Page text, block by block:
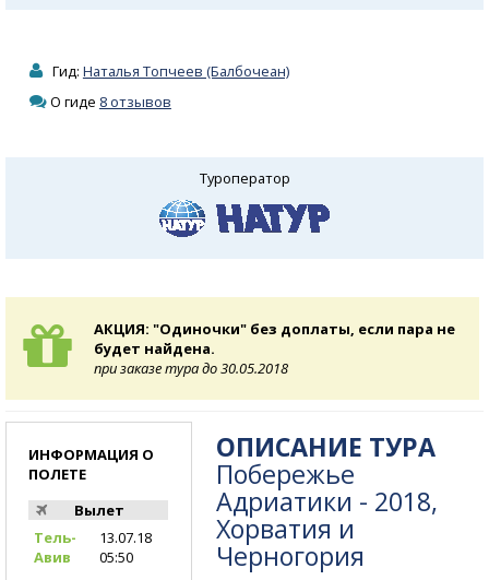
Гид: Наталья Топчеев (Балбочеан)
О гиде 8 отзывов
Туроператор
АКЦИЯ: "Одиночки" без доплаты, если пара не
будет найдена.
при заказе тура до 30.05.2018
ОПИСАНИЕ ТУРА
Побережье
Адриатики - 2018,
Хорватия и
Черногория
ИНФОРМАЦИЯ О
ПОЛЕТЕ
Вылет
Тель-
Авив
13.07.18
05:50